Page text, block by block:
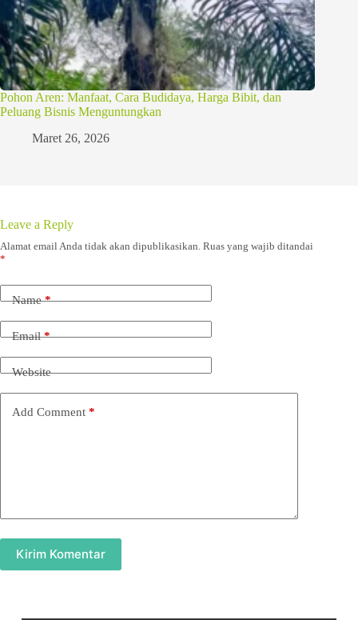
Pohon Aren: Manfaat, Cara Budidaya, Harga Bibit, dan
Peluang Bisnis Menguntungkan
Maret 26, 2026
Leave a Reply
Alamat email Anda tidak akan dipublikasikan. Ruas yang wajib ditandai
*
Name*
Email*
Website
Add Comment *
Kirim Komentar